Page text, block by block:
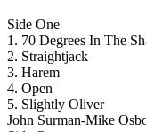
Side One
1. 70 Degrees In The
2. Straightjack
3. Harem
4. Open
5. Slightly Oliver
John Surman-Mike